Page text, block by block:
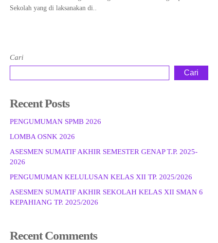
Sekolah yang di laksanakan di..
Cari
Cari
Recent Posts
PENGUMUMAN SPMB 2026
LOMBA OSNK 2026
ASESMEN SUMATIF AKHIR SEMESTER GENAP T.P. 2025-
2026
PENGUMUMAN KELULUSAN KELAS XII TP. 2025/2026
ASESMEN SUMATIF AKHIR SEKOLAH KELAS XII SMAN 6
KEPAHIANG TP. 2025/2026
Recent Comments